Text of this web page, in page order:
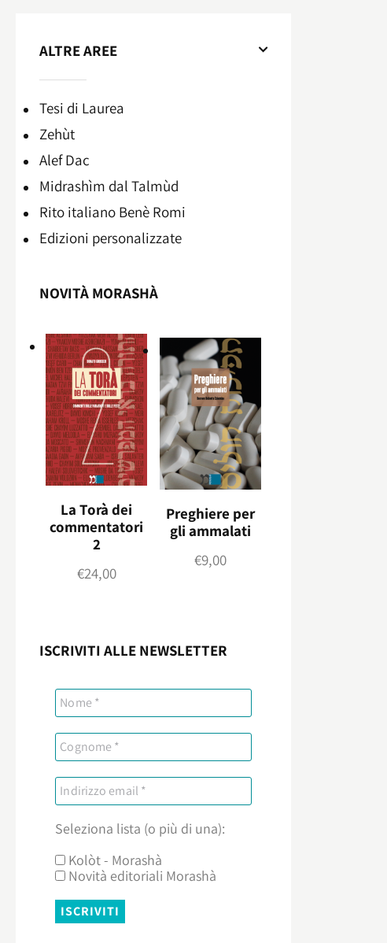
ALTRE AREE
Tesi di Laurea
Zehùt
Alef Dac
Midrashìm dal Talmùd
Rito italiano Benè Romi​
Edizioni personalizzate
NOVITÀ MORASHÀ
La Torà dei
commentatori
2
€24,00
Preghiere per
gli ammalati
€9,00
ISCRIVITI ALLE NEWSLETTER
Seleziona lista (o più di una):
Kolòt - Morashà
Novità editoriali Morashà